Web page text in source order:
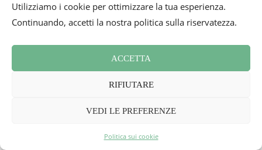
Utilizziamo i cookie per ottimizzare la tua esperienza.
Continuando, accetti la nostra politica sulla riservatezza.
ACCETTA
RIFIUTARE
VEDI LE PREFERENZE
Politica sui cookie